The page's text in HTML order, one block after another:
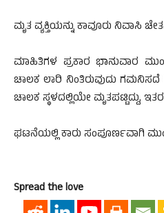
ಮೃತ ವ್ಯಕ್ತಿಯನ್ನು ಕಾವೂರು ನಿವಾಸಿ
ಮಾಹಿತಿಗಳ ಪ್ರಕಾರ ಭಾನುವಾರ
ಚಾಲಕ ಲಾರಿ ನಿಂತಿರುವುದು ಗಮನಿಸದೆ
ಚಾಲಕ ಸ್ಥಳದಲ್ಲಿಯೇ ಮೃತಪಟ್ಟಿದ್ದು,
ಘಟನೆಯಲ್ಲಿ ಕಾರು ಸಂಪೂರ್ಣವಾಗಿ
Spread the love